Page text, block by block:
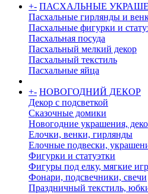
+- ПАСХАЛЬНЫЕ
Пасхальные гирлянды и
Пасхальные фигурки и
Пасхальная посуда
Пасхальный мелкий декор
Пасхальный текстиль
Пасхальные яйца
+- НОВОГОДНИЙ ДЕКОР
Декор с подсветкой
Сказочные домики
Новогодние украшения,
Елочки, венки, гирлянды
Елочные подвески,
Фигурки и статуэтки
Фигуры под елку, мягкие
Фонари, подсвечники, свечи
Праздничный текстиль,